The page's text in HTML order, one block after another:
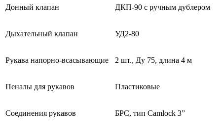
Донный клапан ДКП-90 с ручным дублером
Дыхательный клапан УД2-80
Рукава напорно-всасывающие 2 шт., Ду 75, длина 4 м
Пеналы для рукавов Пластиковые
Соединения рукавов БРС, тип Camlock 3”